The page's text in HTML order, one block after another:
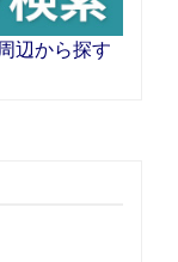
辺から探す